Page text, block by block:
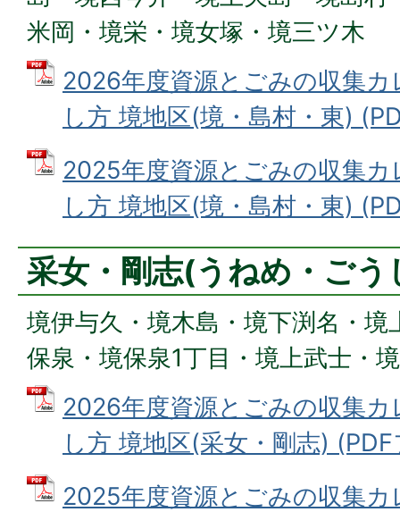
米岡・境栄・境女塚・境三ツ木
2026年度資源とごみの収集
し方 境地区(境・島村・東)
2025年度資源とごみの収集
し方 境地区(境・島村・東)
采女・剛志(うねめ・ごう
境伊与久・境木島・境下渕名・境
保泉・境保泉1丁目・境上武士・
2026年度資源とごみの収集
し方 境地区(采女・剛志)
2025年度資源とごみの収集